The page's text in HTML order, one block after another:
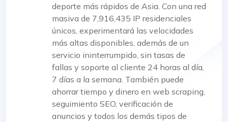
deporte más rápidos de Asia. Con una red
masiva de 7,916,435 IP residenciales
únicos, experimentará las velocidades
más altas disponibles, además de un
servicio ininterrumpido, sin tasas de
fallas y soporte al cliente 24 horas al día,
7 días a la semana. También puede
ahorrar tiempo y dinero en web scraping,
seguimiento SEO, verificación de
anuncios y todos los demás tipos de